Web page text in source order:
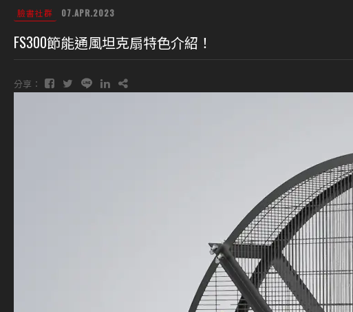
臉書社群 07.APR.2023
FS300節能通風坦克扇特色介紹！
分享：